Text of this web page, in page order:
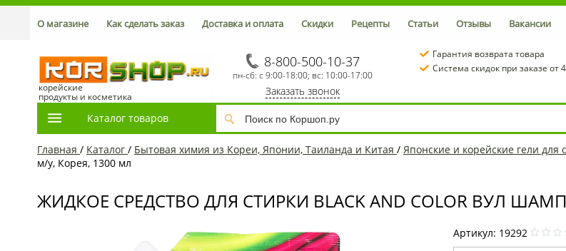
О магазине Как сделать заказ Доставка и оплата Скидки Рецепты Статьи Отзывы Вакансии
корейские
продукты и косметика
8-800-500-10-37
пн-сб: с 9:00-18:00; вс: 10:00-17:00
Заказать звонок
Гарантия возврата товара
Система скидок при заказе от
Каталог товаров
Главная / Каталог / Бытовая химия из Кореи, Японии, Таиланда и Китая / Японские и корейские гели для
м/у, Корея, 1300 мл
ЖИДКОЕ СРЕДСТВО ДЛЯ СТИРКИ BLACK AND COLOR ВУЛ
Артикул: 19292